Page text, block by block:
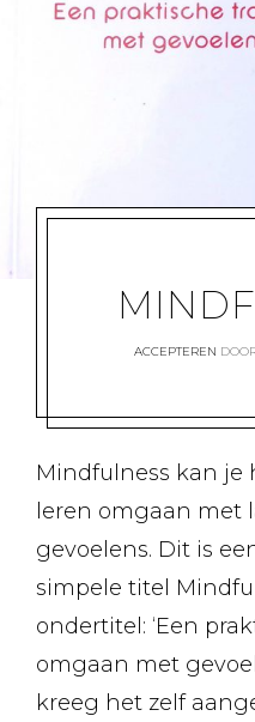
ACCEPTEREN
Mindfulness kan je
leren omgaan met
gevoelens. Dit is
simpele titel
ondertitel: ‘Een
omgaan met
kreeg het zelf